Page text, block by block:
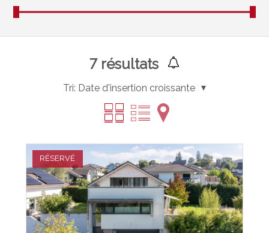
7résultats
Tri: Date d'insertion croissante
RÉSERVÉ